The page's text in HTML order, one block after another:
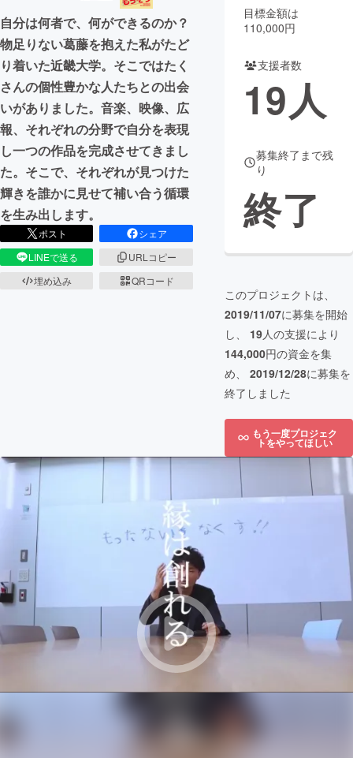
CAMPFIREふるさと納税
コミュニティ
自分は何者で、何ができるのか？
物足りない葛藤を抱えた私がたど
り着いた近畿大学。そこではたく
さんの個性豊かな人たちとの出会
いがありました。音楽、映像、広
報、それぞれの分野で自分を表現
し一つの作品を完成させてきまし
た。そこで、それぞれが見つけた
輝きを誰かに見せて補い合う循環
を生み出します。
ポスト
シェア
LINEで送る
URLコピー
埋め込み
QRコード
目標金額は
110,000円
支援者数
19人
募集終了まで残
り
終了
このプロジェクトは、
2019/11/07に募集を開始
し、 19人の支援により
144,000円の資金を集
め、 2019/12/28に募集を
終了しました
もう一度プロジェク
トをやってほしい